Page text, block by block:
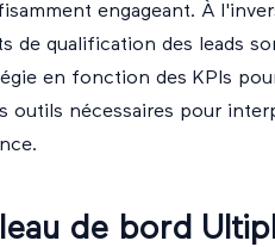
engageant. À
de qualification des leads
en fonction des KPIs
outils nécessaires pour
de bord